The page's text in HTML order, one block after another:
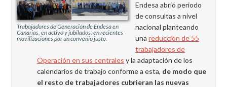
Trabajadores de Generación de Endesa en
Canarias, en activo y jubilados, en recientes
movilizaciones por un convenio justo.
Endesa abrió periodo
de consultas a nivel
nacional planteando
una reducción de 55
trabajadores de
Operación en sus centrales y la adaptación de los
calendarios de trabajo conforme a esta, de modo que
el resto de trabajadores cubrieran las nuevas